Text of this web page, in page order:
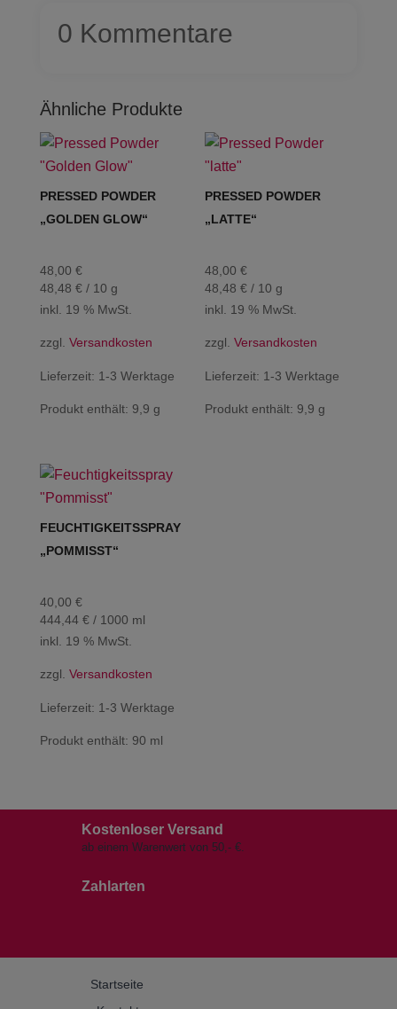
0 Kommentare
Ähnliche Produkte
PRESSED POWDER
„GOLDEN GLOW“
48,00 €
48,48 €/ 10 g
inkl. 19 % MwSt.
zzgl. Versandkosten
Lieferzeit: 1-3 Werktage
Produkt enthält: 9,9 g
PRESSED POWDER
„LATTE“
48,00€
48,48€ / 10 g
inkl. 19 % MwSt.
zzgl.Versandkosten
Lieferzeit: 1-3 Werktage
Produkt enthält: 9,9g
FEUCHTIGKEITSSPRAY
„POMMISST“
40,00 €
444,44 €/ 1000 ml
inkl. 19 % MwSt.
zzgl. Versandkosten
Lieferzeit: 1-3 Werktage
Produkt enthält: 90 ml
Kostenloser Versand
ab einem Warenwert von 50,- €.
Zahlarten
Startseite